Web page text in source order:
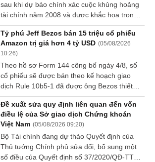
sau khi dự báo chính xác cuộc khủng hoảng
tài chính năm 2008 và được khắc họa trong
bộ phim The Big Short - vẫn kiên định với
các vị thế bán khống bất chấp chứng khoán
Mỹ liên tục lập đỉnh mới. Ông cảnh báo đợt
tăng hiện nay có thể kết thúc bằng một cú
lao dốc tương tự vụ sụp đổ thị trường chứng
khoán năm 1987.
Tỷ phú Jeff Bezos bán 15 triệu cổ phiếu
Amazon trị giá hơn 4 tỷ USD (05/08/2026
10:26)
Theo hồ sơ Form 144 công bố ngày 4/8, số
cổ phiếu sẽ được bán theo kế hoạch giao
dịch Rule 10b5-1 đã được ông Bezos thiết
lập từ tháng 11/2025 nhằm tránh các xung
đột liên quan đến giao dịch nội gián.
Đề xuất sửa quy định liên quan đến vốn
điều lệ của Sở giao dịch Chứng khoán
Việt Nam (05/08/2026 09:20)
Bộ Tài chính đang dự thảo Quyết định của
Thủ tướng Chính phủ sửa đổi, bổ sung một
số điều của Quyết định số 37/2020/QĐ-TTg